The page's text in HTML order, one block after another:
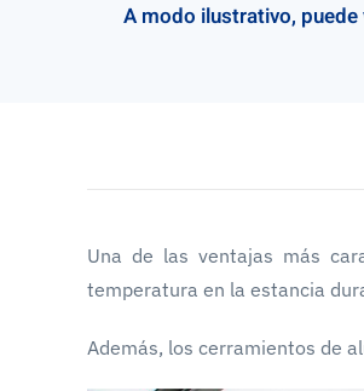
A modo ilustrativo,
Una de las ventajas más
temperatura en la estancia
Además, los cerramientos de